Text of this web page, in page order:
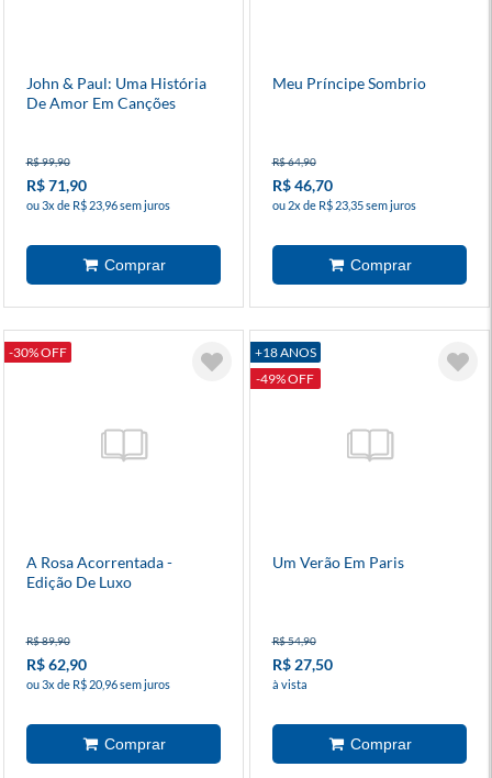
John & Paul: Uma História
De Amor Em Canções
R$ 99,90
R$ 71,90
ou 3x de R$ 23,96 sem juros
Meu Príncipe Sombrio
R$ 64,90
R$ 46,70
ou 2x de R$ 23,35 sem juros
-30% OFF
A Rosa Acorrentada -
Edição De Luxo
R$ 89,90
R$ 62,90
ou 3x de R$ 20,96 sem juros
+18 ANOS
-49% OFF
Um Verão Em Paris
R$ 54,90
R$ 27,50
à vista